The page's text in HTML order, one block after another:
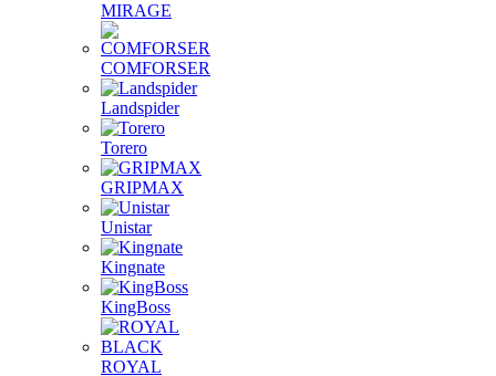
MIRAGE
COMFORSER
Landspider
Torero
GRIPMAX
Unistar
Kingnate
KingBoss
ROYAL